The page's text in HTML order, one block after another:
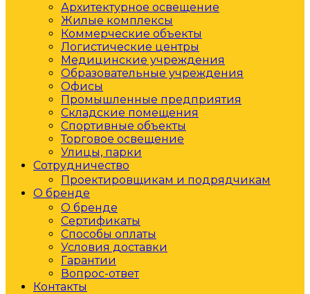
Архитектурное освещение
Жилые комплексы
Коммерческие объекты
Логистические центры
Медицинские учреждения
Образовательные учреждения
Офисы
Промышленные предприятия
Складские помещения
Спортивные объекты
Торговое освещение
Улицы, парки
Сотрудничество
Проектировщикам и подрядчикам
О бренде
О бренде
Сертификаты
Способы оплаты
Условия доставки
Гарантии
Вопрос-ответ
Контакты